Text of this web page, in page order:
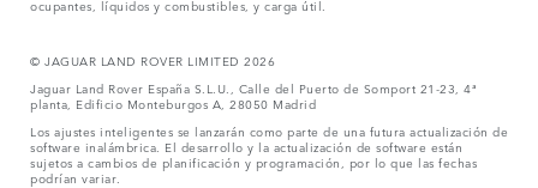
ocupantes, líquidos y combustibles, y carga útil.
© JAGUAR LAND ROVER LIMITED 2026
Jaguar Land Rover España S.L.U., Calle del Puerto de Somport 21-23, 4ª
planta, Edificio Monteburgos A, 28050 Madrid
Los ajustes inteligentes se lanzarán como parte de una futura actualización de
software inalámbrica. El desarrollo y la actualización de software están
sujetos a cambios de planificación y programación, por lo que las fechas
podrían variar.